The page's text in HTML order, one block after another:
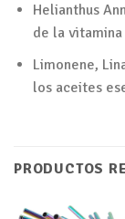
Helianthus
de la vitamina
Limonene,
los aceites
PRODUCTOS